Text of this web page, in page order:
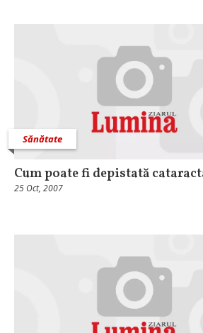
Sănătate
Cum poate fi depistată
25 Oct, 2007